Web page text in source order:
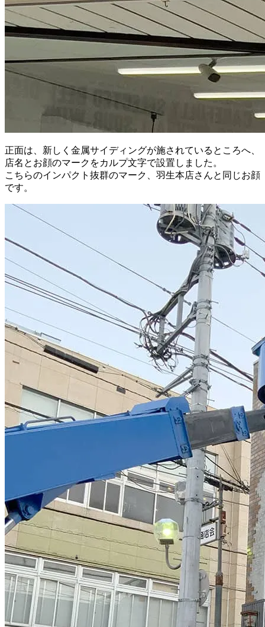
正面は、新しく金属サイディングが施されているところへ、
店名とお顔のマークをカルプ文字で設置しました。
こちらのインパクト抜群のマーク、羽生本店さんと同じお顔
です。